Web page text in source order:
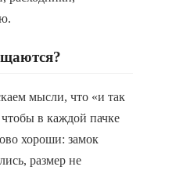
мысли, что «и так
в каждой пачке
хороши: замок
размер не